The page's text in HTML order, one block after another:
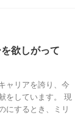
欲しがって
ャリアを誇り、今
をしています。 現
にするとき、ミリ